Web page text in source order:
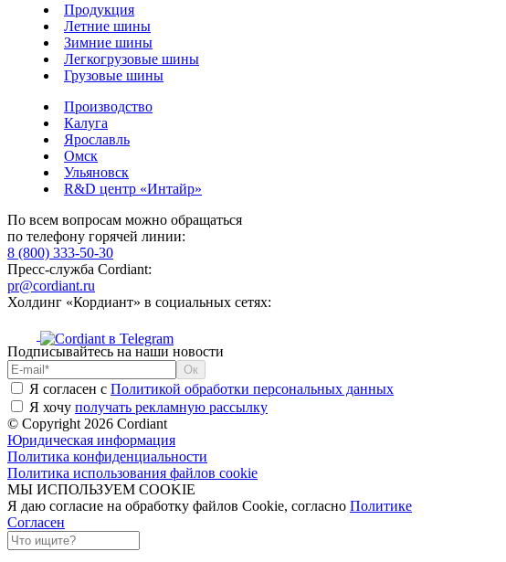
Продукция
Летние шины
Зимние шины
Легкогрузовые шины
Грузовые шины
Производство
Калуга
Ярославль
Омск
Ульяновск
R&D центр «Интайр»
По всем вопросам можно обращаться
по телефону горячей линии:
8 (800) 333-50-30
Пресс-служба Cordiant:
pr@cordiant.ru
Холдинг «Кордиант» в социальных сетях:
Подписывайтесь на наши новости
Я согласен с Политикой обработки персональных данных
Я хочу получать рекламную рассылку
© Copyright 2026 Cordiant
Юридическая информация
Политика конфиденциальности
Политика использования файлов cookie
МЫ ИСПОЛЬЗУЕМ COOKIE
Я даю согласие на обработку файлов Cookie, согласно Политике
Согласен